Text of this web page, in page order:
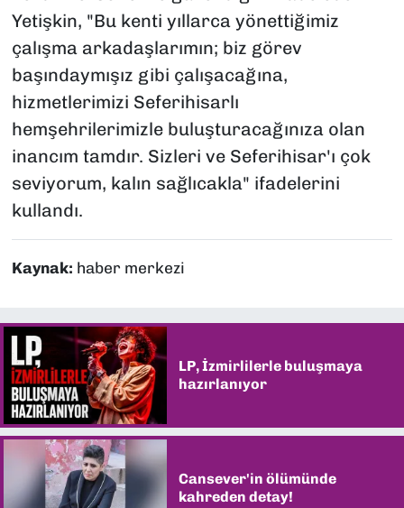
Yetişkin, "Bu kenti yıllarca yönettiğimiz
çalışma arkadaşlarımın; biz görev
başındaymışız gibi çalışacağına,
hizmetlerimizi Seferihisarlı
hemşehrilerimizle buluşturacağınıza olan
inancım tamdır. Sizleri ve Seferihisar'ı çok
seviyorum, kalın sağlıcakla" ifadelerini
kullandı.
Kaynak: haber merkezi
LP, İzmirlilerle buluşmaya
hazırlanıyor
Cansever'in ölümünde
kahreden detay!